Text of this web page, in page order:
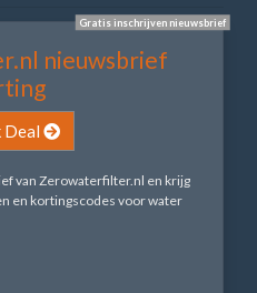
Gratis inschrijven nieuwsbrief
nieuwsbrief
Deal
van Zerowaterfilter.nl en krijg
en kortingscodes voor water